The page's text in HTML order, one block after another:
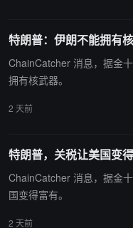
特朗普：伊朗不能拥有
ChainCatcher 消息，据金
拥有核武器。
2 天前
特朗普，关税让美国变
ChainCatcher 消息，据金
国变得富有。
2 天前